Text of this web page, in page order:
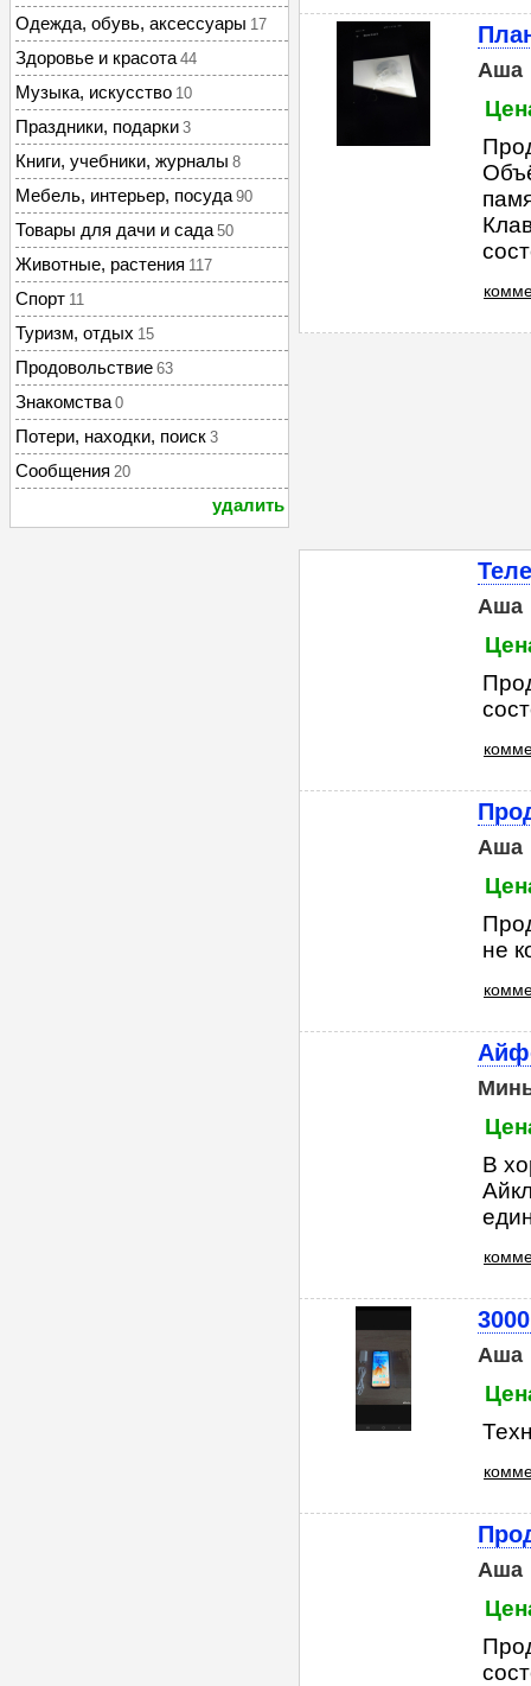
Одежда, обувь, аксессуары 17
Здоровье и красота 44
Музыка, искусство 10
Праздники, подарки 3
Книги, учебники, журналы 8
Мебель, интерьер, посуда 90
Товары для дачи и сада 50
Животные, растения 117
Спорт 11
Туризм, отдых 15
Продовольствие 63
Знакомства 0
Потери, находки, поиск 3
Сообщения 20
удалить
Аша
Аша
Аша
не
В
Аша
Аша